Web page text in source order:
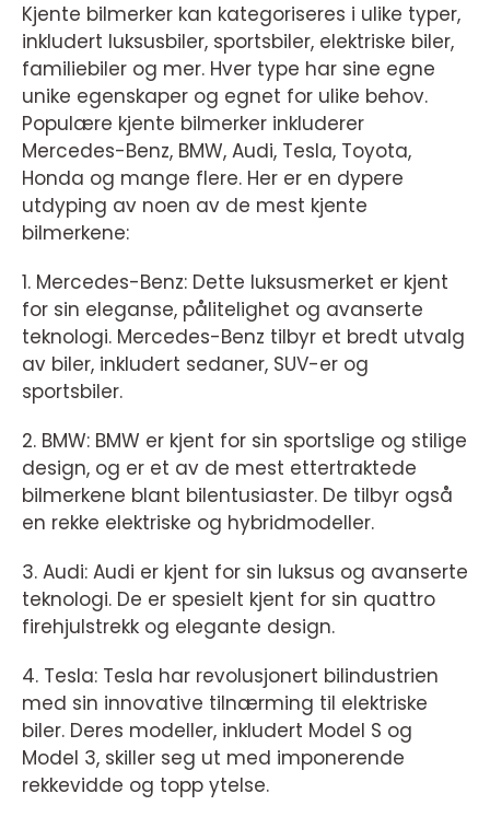
Kjente bilmerker kan kategoriseres i ulike typer,
inkludert luksusbiler, sportsbiler, elektriske biler,
familiebiler og mer. Hver type har sine egne
unike egenskaper og egnet for ulike behov.
Populære kjente bilmerker inkluderer
Mercedes-Benz, BMW, Audi, Tesla, Toyota,
Honda og mange flere. Her er en dypere
utdyping av noen av de mest kjente
bilmerkene:
1. Mercedes-Benz: Dette luksusmerket er kjent
for sin eleganse, pålitelighet og avanserte
teknologi. Mercedes-Benz tilbyr et bredt utvalg
av biler, inkludert sedaner, SUV-er og
sportsbiler.
2. BMW: BMW er kjent for sin sportslige og stilige
design, og er et av de mest ettertraktede
bilmerkene blant bilentusiaster. De tilbyr også
en rekke elektriske og hybridmodeller.
3. Audi: Audi er kjent for sin luksus og avanserte
teknologi. De er spesielt kjent for sin quattro
firehjulstrekk og elegante design.
4. Tesla: Tesla har revolusjonert bilindustrien
med sin innovative tilnærming til elektriske
biler. Deres modeller, inkludert Model S og
Model 3, skiller seg ut med imponerende
rekkevidde og topp ytelse.